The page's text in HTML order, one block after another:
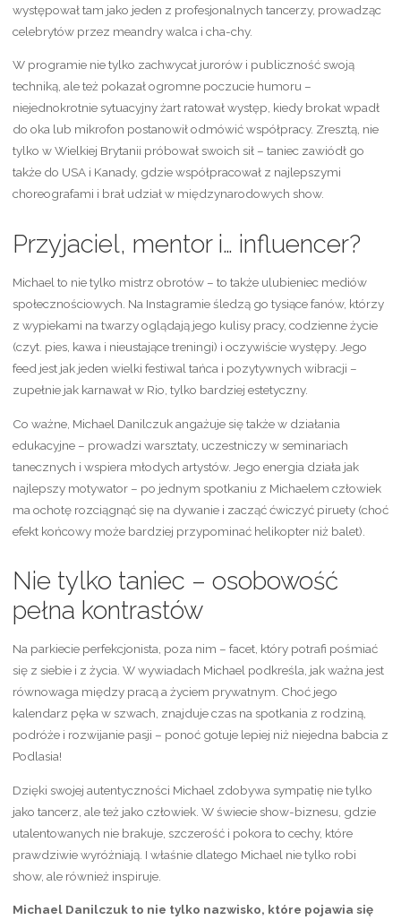
występował tam jako jeden z profesjonalnych tancerzy, prowadząc
celebrytów przez meandry walca i cha-chy.
W programie nie tylko zachwycał jurorów i publiczność swoją
techniką, ale też pokazał ogromne poczucie humoru –
niejednokrotnie sytuacyjny żart ratował występ, kiedy brokat wpadł
do oka lub mikrofon postanowił odmówić współpracy. Zresztą, nie
tylko w Wielkiej Brytanii próbował swoich sił – taniec zawiódł go
także do USA i Kanady, gdzie współpracował z najlepszymi
choreografami i brał udział w międzynarodowych show.
Przyjaciel, mentor i… influencer?
Michael to nie tylko mistrz obrotów – to także ulubieniec mediów
społecznościowych. Na Instagramie śledzą go tysiące fanów, którzy
z wypiekami na twarzy oglądają jego kulisy pracy, codzienne życie
(czyt. pies, kawa i nieustające treningi) i oczywiście występy. Jego
feed jest jak jeden wielki festiwal tańca i pozytywnych wibracji –
zupełnie jak karnawał w Rio, tylko bardziej estetyczny.
Co ważne, Michael Danilczuk angażuje się także w działania
edukacyjne – prowadzi warsztaty, uczestniczy w seminariach
tanecznych i wspiera młodych artystów. Jego energia działa jak
najlepszy motywator – po jednym spotkaniu z Michaelem człowiek
ma ochotę rozciągnąć się na dywanie i zacząć ćwiczyć piruety (choć
efekt końcowy może bardziej przypominać helikopter niż balet).
Nie tylko taniec – osobowość
pełna kontrastów
Na parkiecie perfekcjonista, poza nim – facet, który potrafi pośmiać
się z siebie i z życia. W wywiadach Michael podkreśla, jak ważna jest
równowaga między pracą a życiem prywatnym. Choć jego
kalendarz pęka w szwach, znajduje czas na spotkania z rodziną,
podróże i rozwijanie pasji – ponoć gotuje lepiej niż niejedna babcia z
Podlasia!
Dzięki swojej autentyczności Michael zdobywa sympatię nie tylko
jako tancerz, ale też jako człowiek. W świecie show-biznesu, gdzie
utalentowanych nie brakuje, szczerość i pokora to cechy, które
prawdziwie wyróżniają. I właśnie dlatego Michael nie tylko robi
show, ale również inspiruje.
Michael Danilczuk to nie tylko nazwisko, które pojawia się